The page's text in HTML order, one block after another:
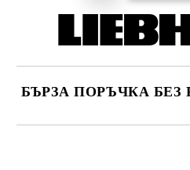
БЪРЗА ПОРЪЧКА БЕЗ